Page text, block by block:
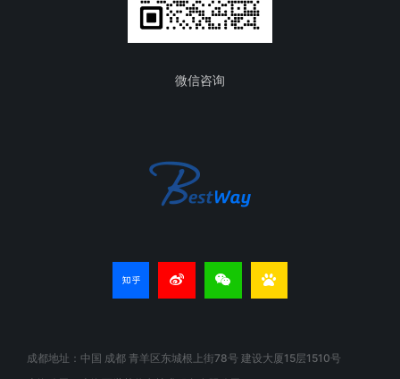
微信咨询
成都地址：中国 成都 青羊区东城根上街78号 建设大厦15层1510号